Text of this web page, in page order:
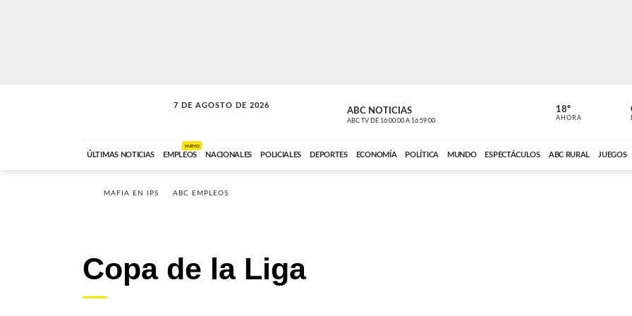
7 DE AGOSTO DE 2026
VITAMINAS ABC NOTICIAS
ABC TV DE 16:00:00 A 16:59:00
ANCHO
ABC CARDINAL
18º
AHORA
ÚLTIMAS NOTICIAS EMPLEOS
NUEVO
NACIONALES POLICIALES DEPORTES ECONOMÍA POLÍTICA MUNDO ESPECTÁCULOS ABC RURAL JUEGOS
MAFIA EN IPS ABC EMPLEOS
Copa de la Liga